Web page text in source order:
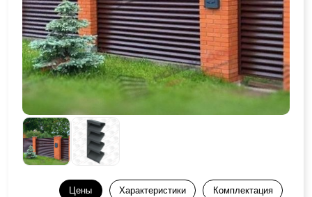
Цены Характеристики Комплектация